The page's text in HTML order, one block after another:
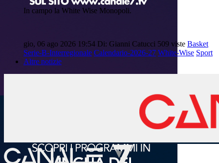
In campo la White Wise Monopoli.
gio, 06 ago 2026 19:54 Di: Gianni Catucci 509 viste Basket
Serie-B-Interregionale Calendario-2026-27 White-Wise Sport
Altre notizie